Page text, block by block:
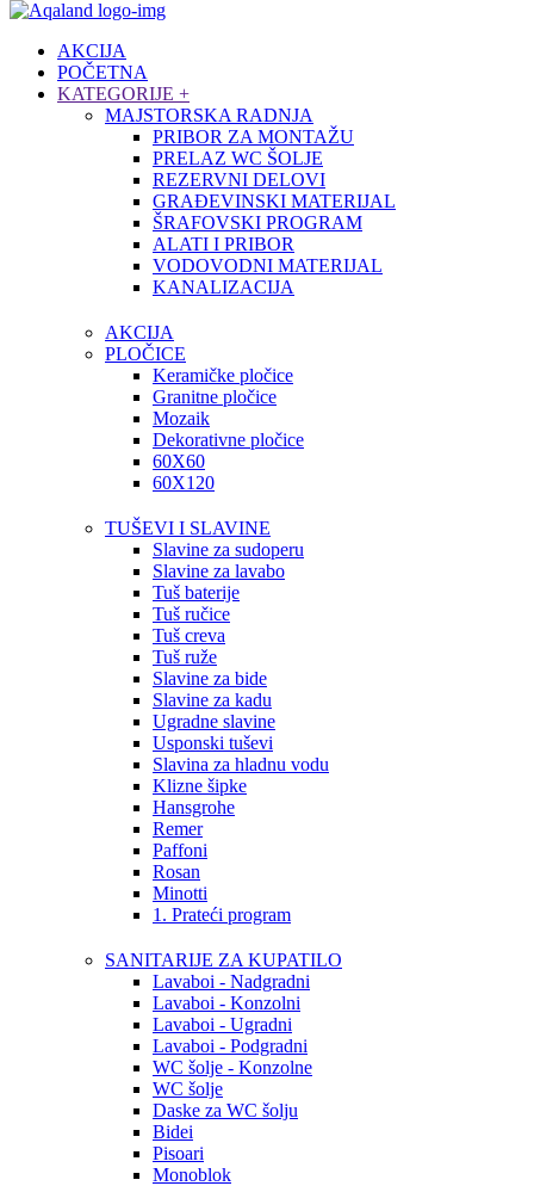
AKCIJA
POČETNA
KATEGORIJE +
MAJSTORSKA RADNJA
PRIBOR ZA MONTAŽU
PRELAZ WC ŠOLJE
REZERVNI DELOVI
GRAĐEVINSKI MATERIJAL
ŠRAFOVSKI PROGRAM
ALATI I PRIBOR
VODOVODNI MATERIJAL
KANALIZACIJA
AKCIJA
PLOČICE
Keramičke pločice
Granitne pločice
Mozaik
Dekorativne pločice
60X60
60X120
TUŠEVI I SLAVINE
Slavine za sudoperu
Slavine za lavabo
Tuš baterije
Tuš ručice
Tuš creva
Tuš ruže
Slavine za bide
Slavine za kadu
Ugradne slavine
Usponski tuševi
Slavina za hladnu vodu
Klizne šipke
Hansgrohe
Remer
Paffoni
Rosan
Minotti
1. Prateći program
SANITARIJE ZA KUPATILO
Lavaboi - Nadgradni
Lavaboi - Konzolni
Lavaboi - Ugradni
Lavaboi - Podgradni
WC šolje - Konzolne
WC šolje
Daske za WC šolju
Bidei
Pisoari
Monoblok